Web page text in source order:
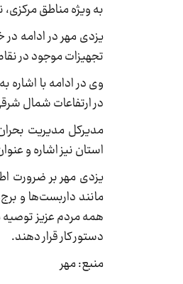
به ویژه مناطق مرکزی،
یزدی مهر در ادامه
تجهیزات موجود در
وی در ادامه با
در ارتفاعات شمال
مدیرکل مدیریت
استان نیز اشاره و
یزدی مهر بر ضرورت
مانند داربست‌ها و
همه مردم عزیز
دستور کار قرار دهند.
منبع: مهر